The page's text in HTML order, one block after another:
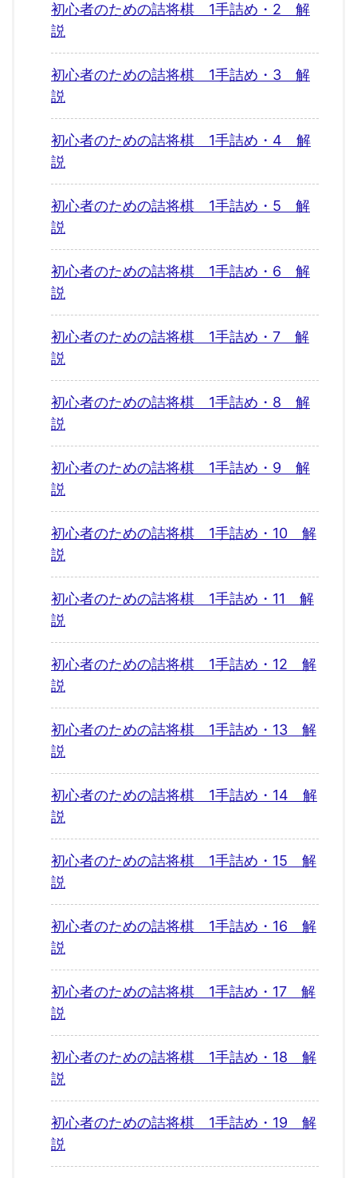
初心者のための詰将棋 1手詰め・2 解
説
初心者のための詰将棋 1手詰め・3 解
説
初心者のための詰将棋 1手詰め・4 解
説
初心者のための詰将棋 1手詰め・5 解
説
初心者のための詰将棋 1手詰め・6 解
説
初心者のための詰将棋 1手詰め・7 解
説
初心者のための詰将棋 1手詰め・8 解
説
初心者のための詰将棋 1手詰め・9 解
説
初心者のための詰将棋 1手詰め・10 解
説
初心者のための詰将棋 1手詰め・11 解
説
初心者のための詰将棋 1手詰め・12 解
説
初心者のための詰将棋 1手詰め・13 解
説
初心者のための詰将棋 1手詰め・14 解
説
初心者のための詰将棋 1手詰め・15 解
説
初心者のための詰将棋 1手詰め・16 解
説
初心者のための詰将棋 1手詰め・17 解
説
初心者のための詰将棋 1手詰め・18 解
説
初心者のための詰将棋 1手詰め・19 解
説